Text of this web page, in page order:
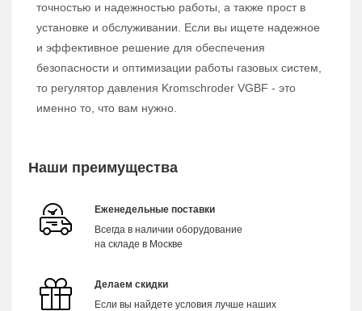
точностью и надежностью работы, а также прост в
установке и обслуживании. Если вы ищете надежное
и эффективное решение для обеспечения
безопасности и оптимизации работы газовых систем,
то регулятор давления Kromschroder VGBF - это
именно то, что вам нужно.
Наши преимущества
Еженедельные поставки
Всегда в наличии оборудование
на складе в Москве
Делаем скидки
Если вы найдете условия лучше наших